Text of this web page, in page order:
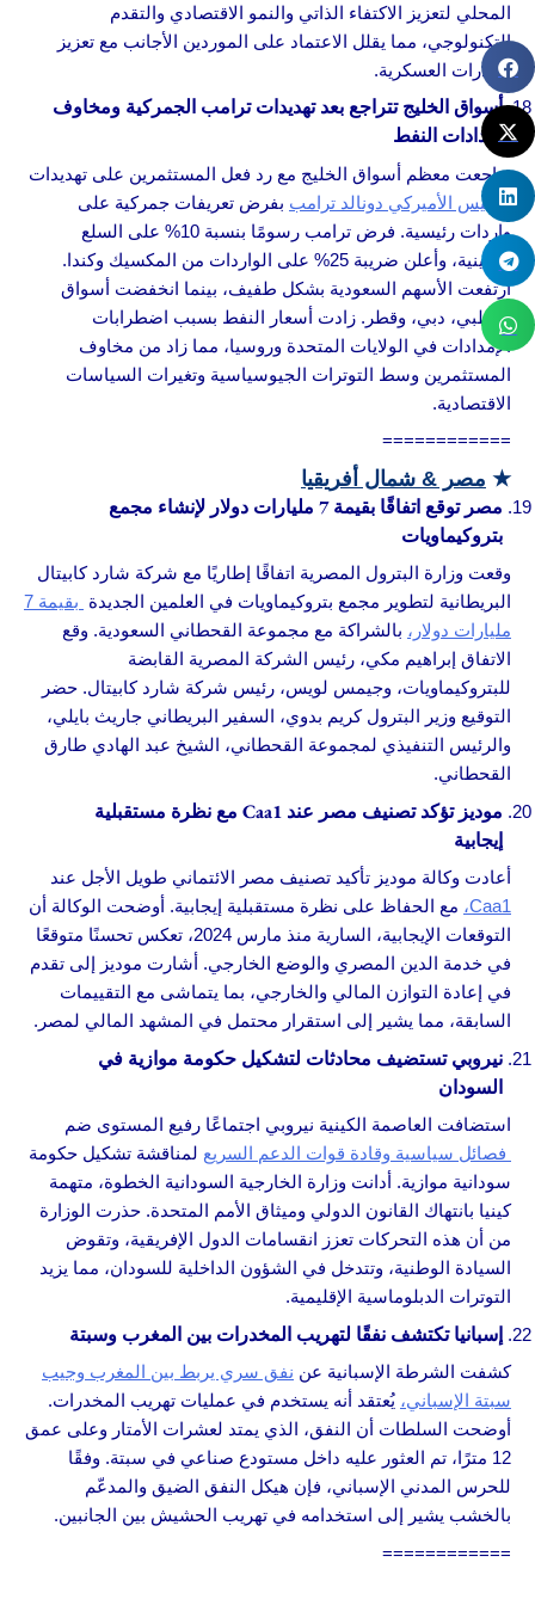
المحلي لتعزيز الاكتفاء الذاتي والنمو الاقتصادي والتقدم
التكنولوجي، مما يقلل الاعتماد على الموردين الأجانب مع تعزيز
القدرات العسكرية.
أسواق الخليج تتراجع بعد تهديدات ترامب الجمركية ومخاوف
إمدادات النفط
تراجعت معظم أسواق الخليج مع رد فعل المستثمرين على تهديدات
الرئيس الأميركي دونالد ترامب بفرض تعريفات جمركية على
واردات رئيسية. فرض ترامب رسومًا بنسبة 10% على السلع
الصينية، وأعلن ضريبة 25% على الواردات من المكسيك وكندا.
ارتفعت الأسهم السعودية بشكل طفيف، بينما انخفضت أسواق
أبوظبي، دبي، وقطر. زادت أسعار النفط بسبب اضطرابات
الإمدادات في الولايات المتحدة وروسيا، مما زاد من مخاوف
المستثمرين وسط التوترات الجيوسياسية وتغيرات السياسات
الاقتصادية.
============
★ مصر & شمال أفريقيا
مصر توقع اتفاقًا بقيمة 7 مليارات دولار لإنشاء مجمع
بتروكيماويات
وقعت وزارة البترول المصرية اتفاقًا إطاريًا مع شركة شارد كابيتال
البريطانية لتطوير مجمع بتروكيماويات في العلمين الجديدة
بقيمة 7
مليارات دولار، بالشراكة مع مجموعة القحطاني السعودية. وقع
الاتفاق إبراهيم مكي، رئيس الشركة المصرية القابضة
للبتروكيماويات، وجيمس لويس، رئيس شركة شارد كابيتال. حضر
التوقيع وزير البترول كريم بدوي، السفير البريطاني جاريث بايلي،
والرئيس التنفيذي لمجموعة القحطاني، الشيخ عبد الهادي طارق
القحطاني.
موديز تؤكد تصنيف مصر عند Caa1 مع نظرة مستقبلية
إيجابية
أعادت وكالة موديز تأكيد تصنيف مصر الائتماني طويل الأجل عند
Caa1، مع الحفاظ على نظرة مستقبلية إيجابية. أوضحت الوكالة أن
التوقعات الإيجابية، السارية منذ مارس 2024، تعكس تحسنًا متوقعًا
في خدمة الدين المصري والوضع الخارجي. أشارت موديز إلى تقدم
في إعادة التوازن المالي والخارجي، بما يتماشى مع التقييمات
السابقة، مما يشير إلى استقرار محتمل في المشهد المالي لمصر.
نيروبي تستضيف محادثات لتشكيل حكومة موازية في
السودان
استضافت العاصمة الكينية نيروبي اجتماعًا رفيع المستوى ضم
فصائل سياسية وقادة قوات الدعم السريع لمناقشة تشكيل حكومة
سودانية موازية. أدانت وزارة الخارجية السودانية الخطوة، متهمة
كينيا بانتهاك القانون الدولي وميثاق الأمم المتحدة. حذرت الوزارة
من أن هذه التحركات تعزز انقسامات الدول الإفريقية، وتقوض
السيادة الوطنية، وتتدخل في الشؤون الداخلية للسودان، مما يزيد
التوترات الدبلوماسية الإقليمية.
إسبانيا تكتشف نفقًا لتهريب المخدرات بين المغرب وسبتة
كشفت الشرطة الإسبانية عن نفق سري يربط بين المغرب وجيب
سبتة الإسباني، يُعتقد أنه يستخدم في عمليات تهريب المخدرات.
أوضحت السلطات أن النفق، الذي يمتد لعشرات الأمتار وعلى عمق
12 مترًا، تم العثور عليه داخل مستودع صناعي في سبتة. وفقًا
للحرس المدني الإسباني، فإن هيكل النفق الضيق والمدعّم
بالخشب يشير إلى استخدامه في تهريب الحشيش بين الجانبين.
============